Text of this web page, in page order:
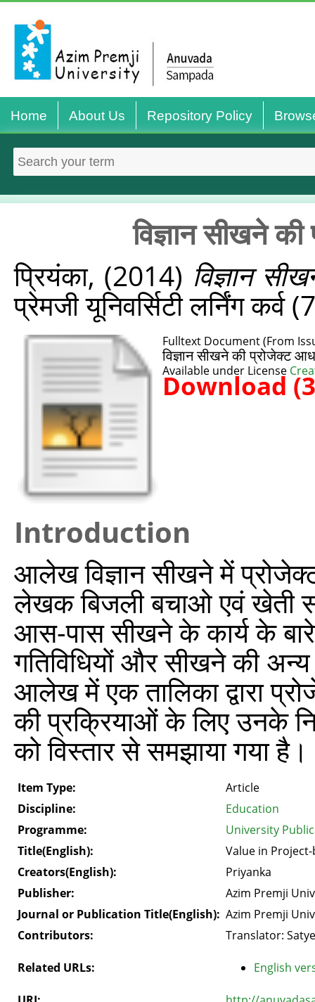
Home About Us Repository Policy
विज्ञान सीखने की
प्रियंका, (2014) विज्ञान
प्रेमजी यूनिवर्सिटी लर्निंग
Fulltext Document (From
विज्ञान सीखने की प्रोजेक्ट
Available under License
Download
Introduction
आलेख विज्ञान सीखने में
लेखक बिजली बचाओ एवं खेती
आस-पास सीखने के कार्य के बारे
गतिविधियों और सीखने की अन्य
आलेख में एक तालिका द्वारा
की प्रक्रियाओं के लिए उनके
को विस्तार से समझाया गया है।
Item Type:
Article
Discipline:
Education
Programme:
University
Title(English):
Value in
Creators(English):
Priyanka
Publisher:
Azim Premji
Journal or Publication Title(English): Azim Premji
Contributors:
Translator:
Related URLs: English